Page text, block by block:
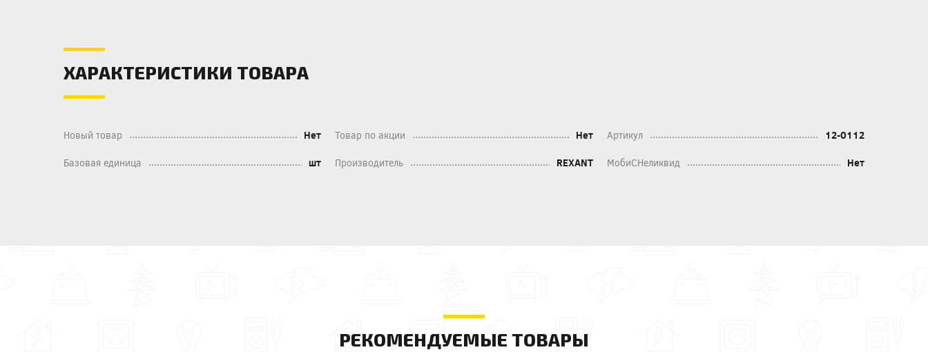
ХАРАКТЕРИСТИКИ ТОВАРА
Новый товар Нет Товар по акции Нет Артикул 12-0112
Базовая единица шт Производитель REXANT МобиСНеликвид Нет
РЕКОМЕНДУЕМЫЕ ТОВАРЫ